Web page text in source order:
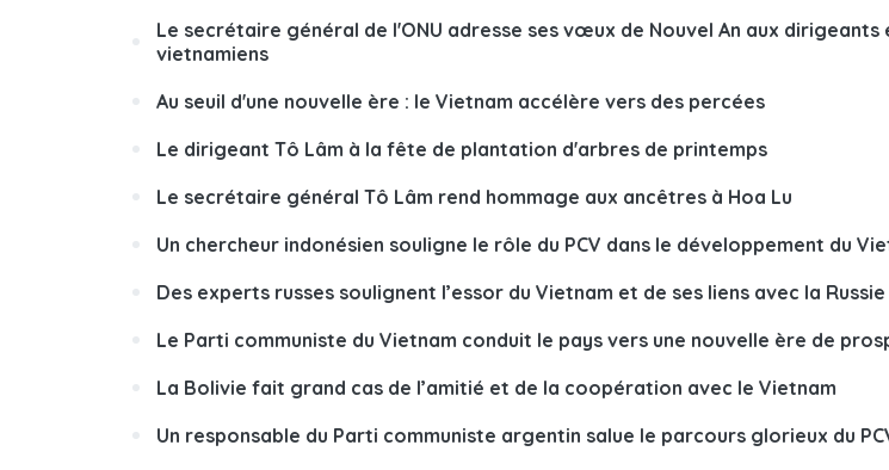
Le secrétaire général de l'ONU adresse ses vœux de Nouvel An aux dirigeants
vietnamiens
Au seuil d'une nouvelle ère : le Vietnam accélère vers des percées
Le dirigeant Tô Lâm à la fête de plantation d'arbres de printemps
Le secrétaire général Tô Lâm rend hommage aux ancêtres à Hoa Lu
Un chercheur indonésien souligne le rôle du PCV dans le développement du
Des experts russes soulignent l’essor du Vietnam et de ses liens avec la Russie
Le Parti communiste du Vietnam conduit le pays vers une nouvelle ère de
La Bolivie fait grand cas de l’amitié et de la coopération avec le Vietnam
Un responsable du Parti communiste argentin salue le parcours glorieux du